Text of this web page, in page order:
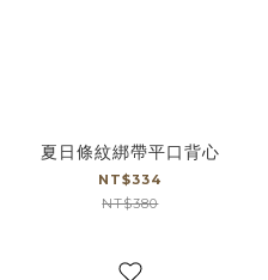
夏日條紋綁帶平口背心
NT$334
NT$380